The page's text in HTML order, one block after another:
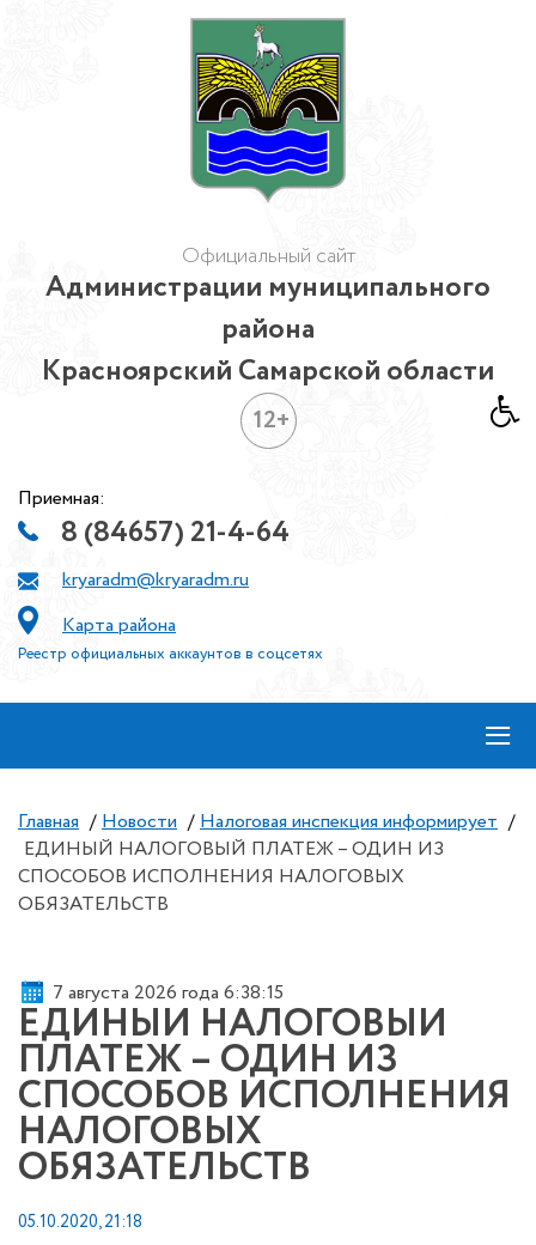
Официальный сайт
Администрации муниципального
района
Красноярский Самарской области
12+
Приемная:
8 (84657) 21-4-64
kryaradm@kryaradm.ru
Карта района
Реестр официальных аккаунтов в соцсетях
≡
Главная / Новости / Налоговая инспекция информирует /
ЕДИНЫЙ НАЛОГОВЫЙ ПЛАТЕЖ – ОДИН ИЗ
СПОСОБОВ ИСПОЛНЕНИЯ НАЛОГОВЫХ
ОБЯЗАТЕЛЬСТВ
7 августа 2026 года 6:38:16
ЕДИНЫЙ НАЛОГОВЫЙ
ПЛАТЕЖ – ОДИН ИЗ
СПОСОБОВ ИСПОЛНЕНИЯ
НАЛОГОВЫХ
ОБЯЗАТЕЛЬСТВ
05.10.2020, 21:18